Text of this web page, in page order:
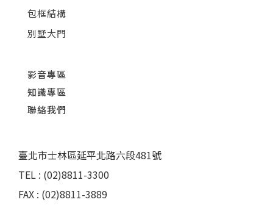
包框結構
別墅大門
影音專區
知識專區
聯絡我們
臺北市士林區延平北路六段481號
TEL : (02)8811-3300
FAX : (02)8811-3889